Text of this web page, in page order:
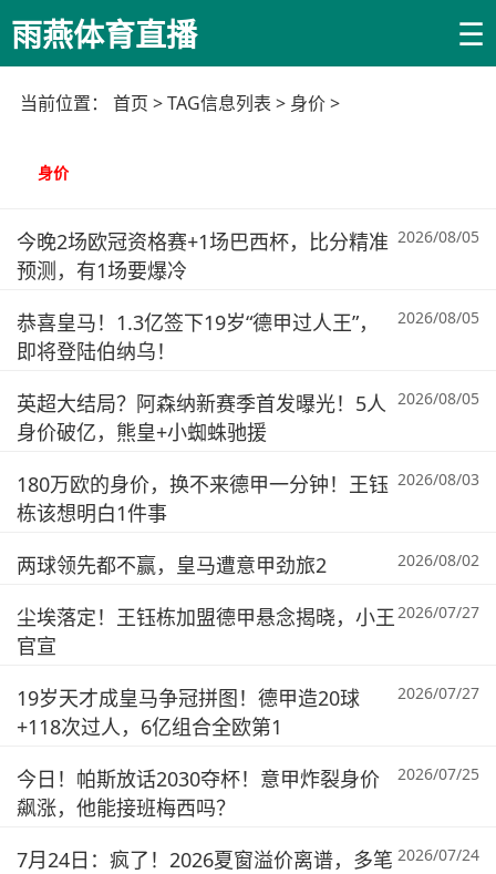
雨燕体育直播 ☰
当前位置： 首页 > TAG信息列表 > 身价 >
身价
今晚2场欧冠资格赛+1场巴西杯，比分精准
预测，有1场要爆冷
2026/08/05
恭喜皇马！1.3亿签下19岁“德甲过人王”，
即将登陆伯纳乌！
2026/08/05
英超大结局？阿森纳新赛季首发曝光！5人
身价破亿，熊皇+小蜘蛛驰援
2026/08/05
180万欧的身价，换不来德甲一分钟！王钰
栋该想明白1件事
2026/08/03
两球领先都不赢，皇马遭意甲劲旅2 2026/08/02
尘埃落定！王钰栋加盟德甲悬念揭晓，小王
官宣
2026/07/27
19岁天才成皇马争冠拼图！德甲造20球
+118次过人，6亿组合全欧第1
2026/07/27
今日！帕斯放话2030夺杯！意甲炸裂身价
飙涨，他能接班梅西吗？
2026/07/25
7月24日：疯了！2026夏窗溢价离谱，多笔 2026/07/24